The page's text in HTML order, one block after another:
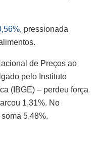
, pressionada
de Preços ao
pelo Instituto
(IBGE) – perdeu força
1,31%. No
5,48%.